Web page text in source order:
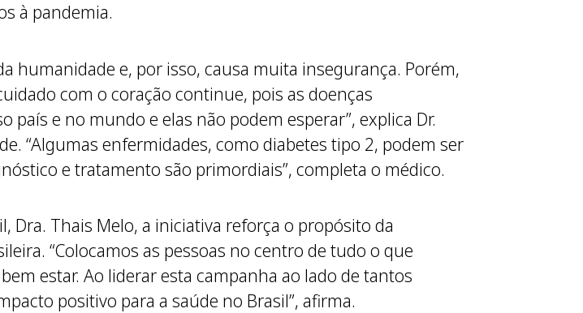
à pandemia.
humanidade e, por isso, causa muita insegurança. Porém,
com o coração continue, pois as doenças
e no mundo e elas não podem esperar”, explica Dr.
“Algumas enfermidades, como diabetes tipo 2, podem ser
e tratamento são primordiais”, completa o médico.
Dra. Thais Melo, a iniciativa reforça o propósito da
“Colocamos as pessoas no centro de tudo o que
estar. Ao liderar esta campanha ao lado de tantos
positivo para a saúde no Brasil”, afirma.